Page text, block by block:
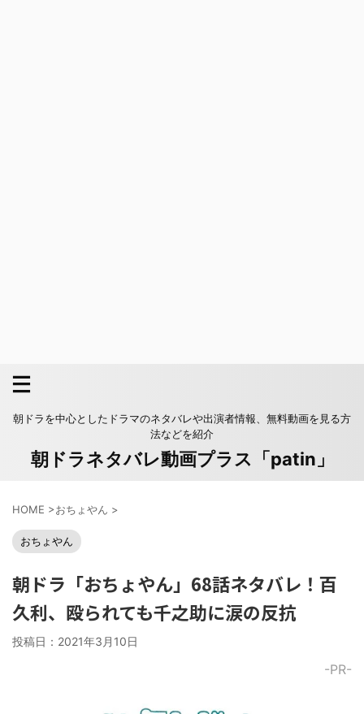
朝ドラを中心としたドラマのネタバレや出演者情報、無料動画を見る方
法などを紹介
朝ドラネタバレ動画プラス「patin」
HOME >おちょやん >
おちょやん
朝ドラ「おちょやん」68話ネタバレ！百
久利、殴られても千之助に涙の反抗
投稿日： 2021年3月10日
-PR-